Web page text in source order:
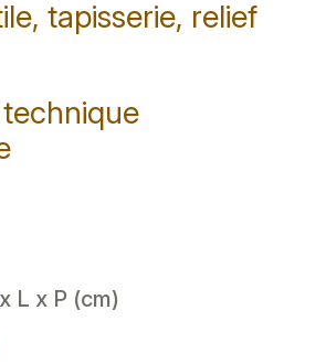
tapisserie, relief
L x P (cm)